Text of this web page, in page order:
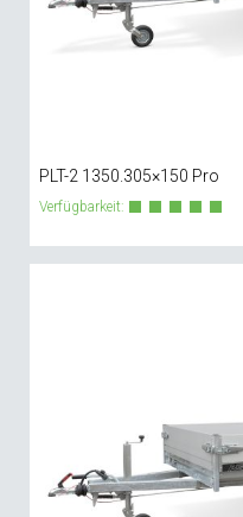
PLT-2 1350.305×150 Pro
Verfügbarkeit: